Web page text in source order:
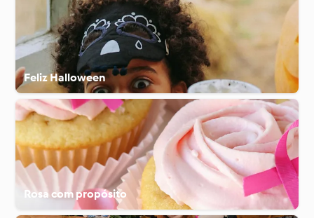
Feliz Halloween
Rosa com propósito